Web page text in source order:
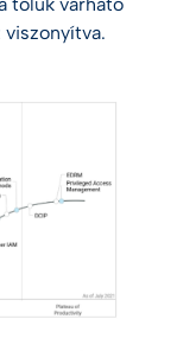
tőlük várható